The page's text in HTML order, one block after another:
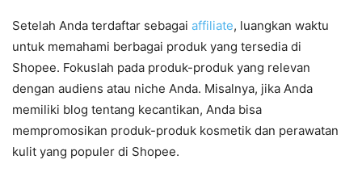
Setelah Anda terdaftar sebagai affiliate, luangkan waktu
untuk memahami berbagai produk yang tersedia di
Shopee. Fokuslah pada produk-produk yang relevan
dengan audiens atau niche Anda. Misalnya, jika Anda
memiliki blog tentang kecantikan, Anda bisa
mempromosikan produk-produk kosmetik dan perawatan
kulit yang populer di Shopee.